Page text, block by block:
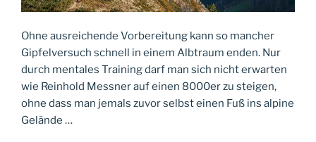
Ohne ausreichende Vorbereitung kann so mancher
Gipfelversuch schnell in einem Albtraum enden. Nur
durch mentales Training darf man sich nicht erwarten
wie Reinhold Messner auf einen 8000er zu steigen,
ohne dass man jemals zuvor selbst einen Fuß ins alpine
Gelände …